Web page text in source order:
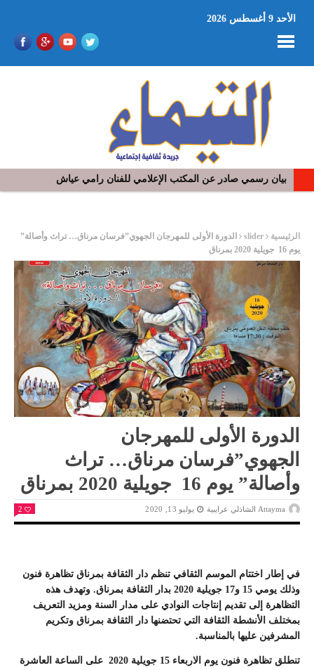
الأحد 9 أغسطس 2026
بيان رسمي صادر عن المكتب الإعلامي للفنان رامي عياش
في افتتاح مهرجان بومخلوف الدولي: رؤوف ماهر يتالق و يشد الجمهور
الرئيسية slider
الدورة الأولى للمهرجان الجهوي”فرسان مرناق… تراث وأصالة”
يوم 16 جويلية 2020 بمرناق
الدورة الأولى للمهرجان
الجهوي”فرسان مرناق… تراث
وأصالة” يوم 16 جويلية 2020 بمرناق
Attayma الشاذلي عرايبية يوليو 13, 2020 2
في إطار اختتام الموسم الثقافي تنظم دار الثقافة بمرناق تظاهرة فنون
وذلك يومي 15 و17 جويلية 2020 بدار الثقافة بمرناق. وتهدف هذه
التظاهرة إلى تقديم إنتاجات النوادي على مدار السنة ومزيد التعريف
بمختلف الأنشطة الثقافة التي تحتضنها دار الثقافة بمرناق وتكريم
المشرفين عليها بالمناسبة.
تنطلق تظاهرة فنون يوم الاربعاء 15 جويلية 2020 على الساعة العاشرة